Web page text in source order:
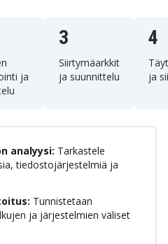
ja
3
Siirtymäarkkitehtuuri
ja suunnittelu
4
ja
analyysi: Tarkastele
tiedostojärjestelmiä ja
Tunnistetaan
ja järjestelmien väliset